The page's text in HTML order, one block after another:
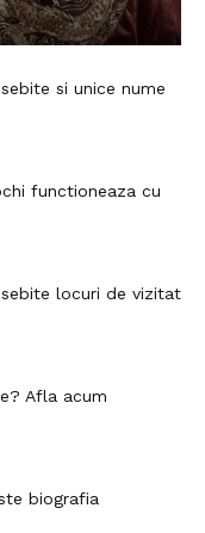
si unice nume
functioneaza cu
locuri de vizitat
Afla acum
biografia